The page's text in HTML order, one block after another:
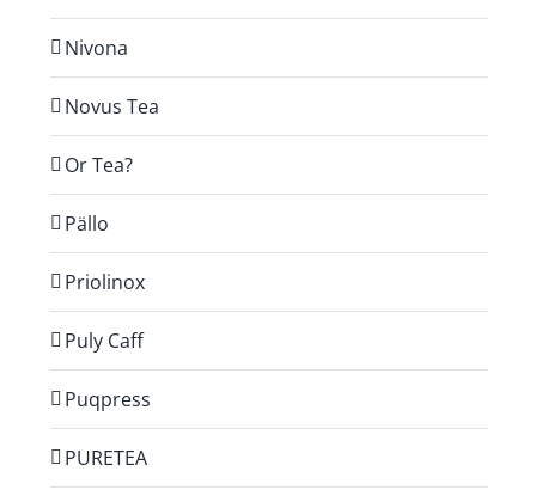
Nivona
Novus Tea
Or Tea?
Pällo
Priolinox
Puly Caff
Puqpress
PURETEA